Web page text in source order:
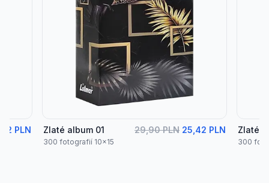
Zlaté album 01 29,90 PLN 25,42 PLN
300 fotografií 10x15
Zlaté
300
PLN